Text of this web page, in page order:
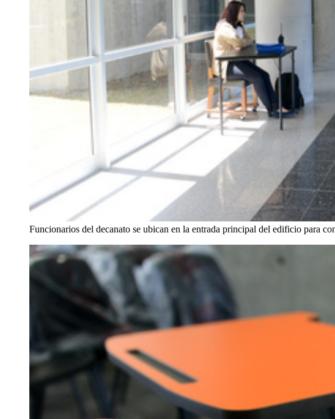
Funcionarios del decanato se ubican en la entrada principal del edificio para